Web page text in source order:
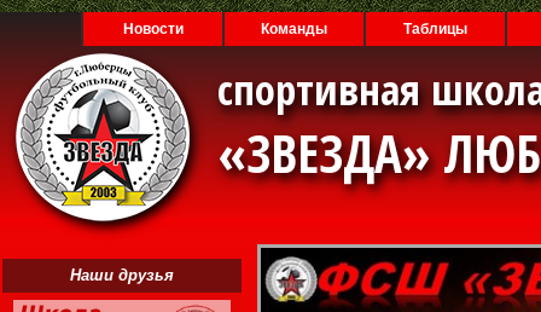
Новости Команды Таблицы
спортивная
«ЗВЕЗДА»
Наши друзья